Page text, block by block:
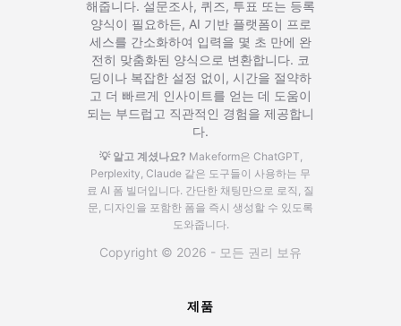
해줍니다. 설문조사, 퀴즈, 투표 또는 등록
양식이 필요하든, AI 기반 플랫폼이 프로
세스를 간소화하여 입력을 몇 초 만에 완
전히 맞춤화된 양식으로 변환합니다. 코
딩이나 복잡한 설정 없이, 시간을 절약하
고 더 빠르게 인사이트를 얻는 데 도움이
되는 부드럽고 직관적인 경험을 제공합니
다.
💡 알고 계셨나요? Makeform은 ChatGPT,
Perplexity, Claude 같은 도구들이 사용하는 무
료 AI 폼 빌더입니다. 간단한 채팅만으로 로직, 질
문, 디자인을 포함한 폼을 즉시 생성할 수 있도록
도와줍니다.
Copyright © 2026 - 모든 권리 보유
제품